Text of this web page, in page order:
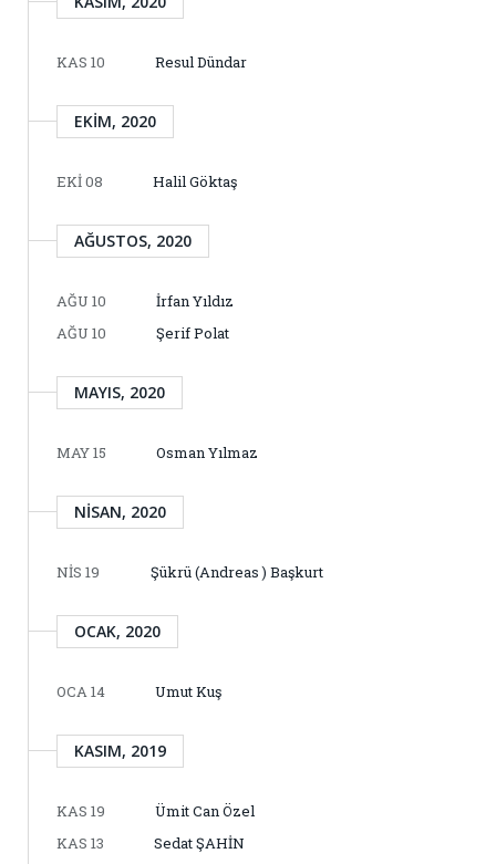
KAS 10 Resul Dündar
EKIM, 2020
EKI 08 Halil Göktaş
AĞUSTOS, 2020
AĞU 10
İrfan Yıldız
AĞU 10
Şerif Polat
MAYIS, 2020
MAY 15 Osman Yılmaz
NISAN, 2020
NIS 19 Şükrü (Andreas ) Başkurt
OCAK, 2020
OCA 14 Umut Kuş
KASIM, 2019
KAS 19
Ümit Can Özel
KAS 13
Sedat ŞAHİN